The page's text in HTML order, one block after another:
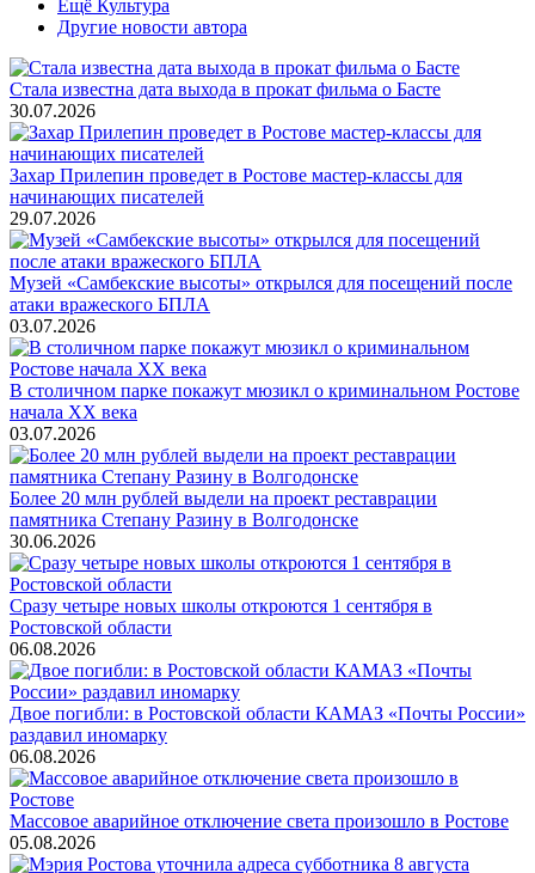
Ещё Культура
Другие новости автора
Стала известна дата выхода в прокат фильма о Басте
30.07.2026
Захар Прилепин проведет в Ростове мастер-классы для
начинающих писателей
29.07.2026
Музей «Самбекские высоты» открылся для посещений после
атаки вражеского БПЛА
03.07.2026
В столичном парке покажут мюзикл о криминальном Ростове
начала ХХ века
03.07.2026
Более 20 млн рублей выдели на проект реставрации
памятника Степану Разину в Волгодонске
30.06.2026
Сразу четыре новых школы откроются 1 сентября в
Ростовской области
06.08.2026
Двое погибли: в Ростовской области КАМАЗ «Почты России»
раздавил иномарку
06.08.2026
Массовое аварийное отключение света произошло в Ростове
05.08.2026